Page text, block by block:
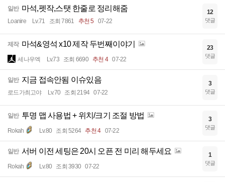
일반 마석,펫작,스탯 한줄로 정리해줌
Loanire Lv.71 조회 7861 추천 5 07-22
12
댓글
제작 마석&영석 x10 제작 두번째이야기
세나우엑 Lv.73 조회 6690 추천 4 07-22
23
댓글
일반 지금 접속안됨 이슈있음
로드가최고야 Lv.70 조회 2194 07-22
3
댓글
일반 투명 맵 사용법 + 위치/크기 조절 방법
Rokah Lv.80 조회 5264 추천 4 07-22
3
댓글
일반 서버 이전 세팅은 20시 오픈 전 미리 해두세요
Rokah Lv.80 조회 3930 07-22
1
댓글